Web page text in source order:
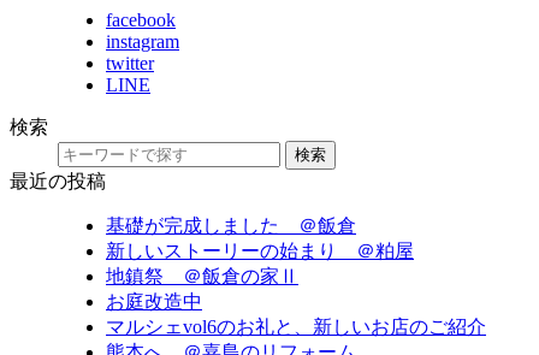
facebook
instagram
twitter
LINE
検索
検索
最近の投稿
基礎が完成しました ＠飯倉
新しいストーリーの始まり ＠粕屋
地鎮祭 ＠飯倉の家Ⅱ
お庭改造中
マルシェvol6のお礼と、新しいお店のご紹介